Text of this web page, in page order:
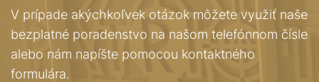
V prípade akýchkoľvek otázok môžete využiť naše
bezplatné poradenstvo na našom telefónnom čísle
alebo nám napíšte pomocou kontaktného
formulára.